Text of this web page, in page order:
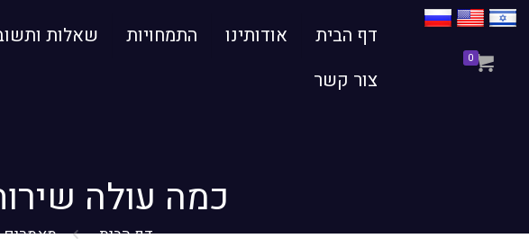
דף הבית אודותינו התמחויות שאלות
צור קשר
0
כמה עולה
דף הבית מאמרים